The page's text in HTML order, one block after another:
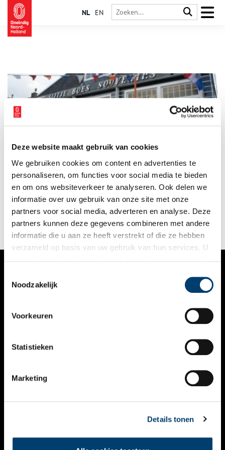
Deze website maakt gebruik van cookies
We gebruiken cookies om content en advertenties te
personaliseren, om functies voor social media te bieden
en om ons websiteverkeer te analyseren. Ook delen we
informatie over uw gebruik van onze site met onze
partners voor social media, adverteren en analyse. Deze
partners kunnen deze gegevens combineren met andere
informatie die u aan ze heeft verstrekt of die ze hebben
verzameld op basis van uw gebruik van hun services. U
Noodzakelijk
Voorkeuren
Statistieken
Marketing
Details tonen
NL EN
Tot 1957, toen het eiland Marken door een kade met het
vasteland werd verbonden, kwam iedere bezoeker met de
bootin het haventje van het vissersdorp aan. De kleine houten
huizen aan de kade waren groen geschilderd, net zoals dat nu
nog het geval is. Een dergelijke aankomst zal, toen Marken
nog een grote vissersvloot bezat, een spectaculaire aanblik
hebben geboden.
VERHALEN
KALENDER
THEMA’S
VIDEO’S
CONTACT